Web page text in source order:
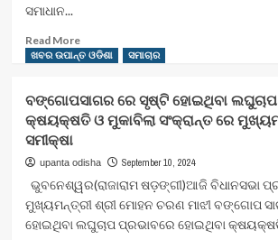
ସମାଧାନ...
Read MoreRead
more
ଏସ
ଏସ
ବ୍ୟାଡ଼ମିଣ୍ଟନ
ଆଧୁନିକିକରଣ
ଓ
ଟେବୁଲ
ଖବର ଉପାନ୍ତ ଓଡିଶା ସମାଚାର
ବଙ୍ଗୋପସାଗର ରେ ସୃଷ୍ଟି ହୋଇଥିବା
କ୍ଷୟକ୍ଷତି ଓ ମୁକାବିଲା ସଂକ୍ରାନ୍ତ ରେ
ସମୀକ୍ଷା
upanta odisha September 10, 2024
ଭୁବନେଶ୍ୱର(ରାଜାରାମ ଷଡ଼ଙ୍ଗୀ)ଆଜି ବିଧାନସଭା
ମୁଖ୍ୟମନ୍ତ୍ରୀ ଶ୍ରୀ ମୋହନ ଚରଣ ମାଝୀ ବଙ୍ଗୋପ
ହୋଇଥିବା ଲଘୁଚାପ ପ୍ରଭାବରେ ହୋଇଥିବା